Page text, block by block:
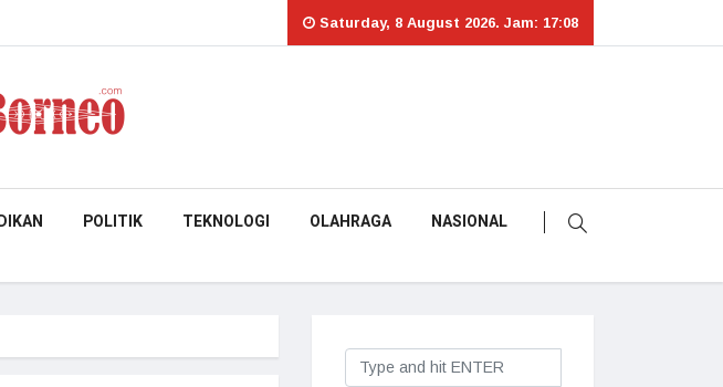
Saturday, 8 August 2026. Jam: 17:08
POLITIK TEKNOLOGI OLAHRAGA NASIONAL